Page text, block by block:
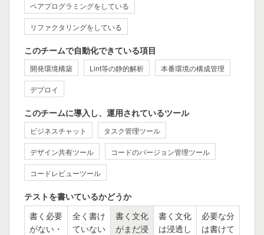
ペアプログラミングをしている
リファクタリングをしている
このチームで自動化できている項目
開発環境構築 Lint等の静的解析 本番環境の構成管理
デプロイ
このチームに導入し、運用されているツール
ビジネスチャット タスク管理ツール
デザイン共有ツール コードのバージョン管理ツール
コードレビューツール
テストを書いているかどうか
書く必要
がない・
全く書け
ていない
書く文化
がまだ浸
書く文化
は浸透し
必要な分
は書けて